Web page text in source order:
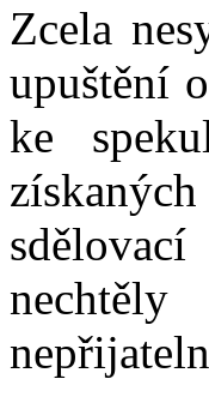
Zcela
upuštění
ke